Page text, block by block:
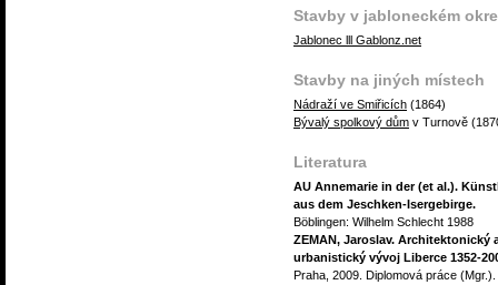
Stavby v jabloneckém
Jablonec lll Gablonz.net
Stavby na jiných místech
Nádraží ve Smiřicích (1864)
Bývalý spolkový dům v Turnově
Literatura
AU Annemarie in der (et al.).
aus dem Jeschken-Isergebirge.
Böblingen: Wilhelm Schlecht 1988
ZEMAN, Jaroslav. Architektonický
urbanistický vývoj Liberce 1352-
Praha, 2009. Diplomová práce (Mgr.).